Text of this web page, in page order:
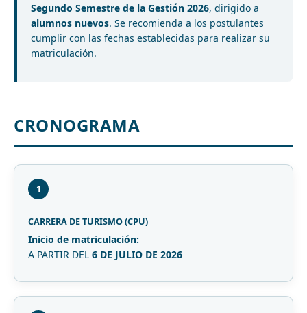
Segundo Semestre de la Gestión 2026, dirigido a
alumnos nuevos. Se recomienda a los postulantes
cumplir con las fechas establecidas para realizar su
matriculación.
CRONOGRAMA
1
CARRERA DE TURISMO (CPU)
Inicio de matriculación:
A PARTIR DEL 6 DE JULIO DE 2026